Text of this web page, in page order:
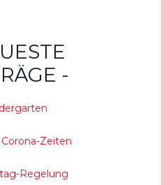
Zeiten
Regelung